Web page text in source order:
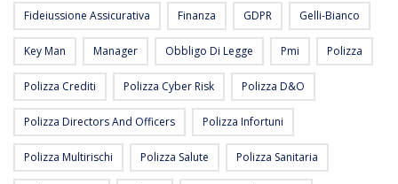
Fideiussione Assicurativa Finanza GDPR Gelli-Bianco
Key Man Manager Obbligo Di Legge Pmi Polizza
Polizza Crediti Polizza Cyber Risk Polizza D&O
Polizza Directors And Officers Polizza Infortuni
Polizza Multirischi Polizza Salute Polizza Sanitaria